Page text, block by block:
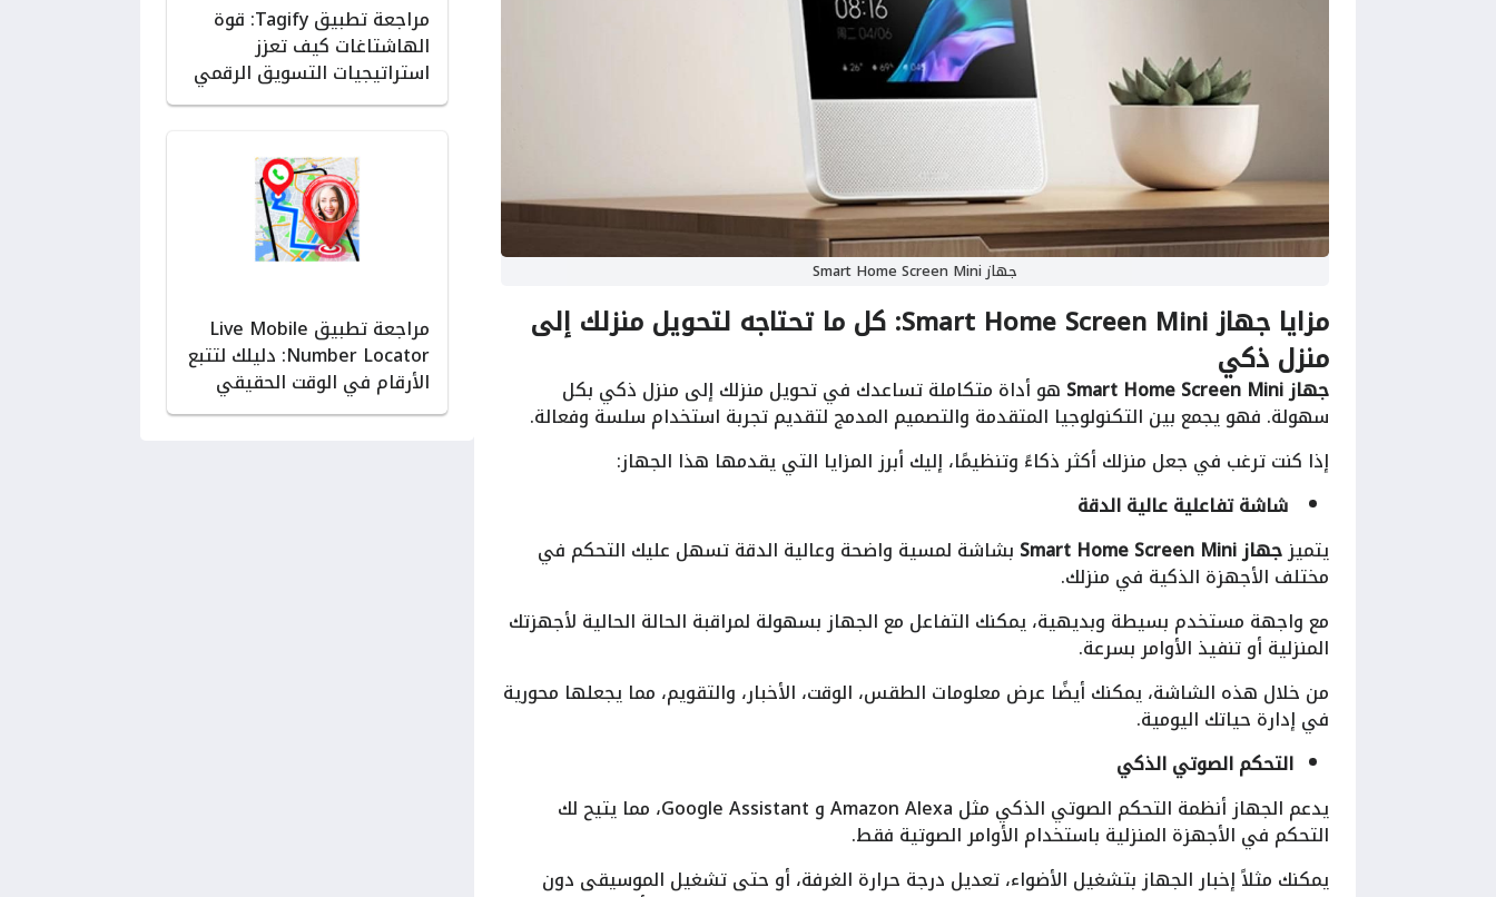
مراجعة تطبيق Tagify: قوة
الهاشتاغات كيف تعزز
استراتيجيات التسويق الرقمي
مراجعة تطبيق Live Mobile
Number Locator: دليلك لتتبع
الأرقام في الوقت الحقيقي
جهاز Smart Home Screen Mini
مزايا جهاز Smart Home Screen Mini: كل ما تحتاجه لتحويل منزلك إلى
منزل ذكي
جهاز Smart Home Screen Mini هو أداة متكاملة تساعدك في تحويل منزلك إلى منزل ذكي بكل
سهولة. فهو يجمع بين التكنولوجيا المتقدمة والتصميم المدمج لتقديم تجربة استخدام سلسة وفعالة.
إذا كنت ترغب في جعل منزلك أكثر ذكاءً وتنظيمًا، إليك أبرز المزايا التي يقدمها هذا الجهاز:
شاشة تفاعلية عالية الدقة
يتميزجهاز Smart Home Screen Mini بشاشة لمسية واضحة وعالية الدقة تسهل عليك التحكم في
مختلف الأجهزة الذكية في منزلك.
مع واجهة مستخدم بسيطة وبديهية، يمكنك التفاعل مع الجهاز بسهولة لمراقبة الحالة الحالية لأجهزتك
المنزلية أو تنفيذ الأوامر بسرعة.
من خلال هذه الشاشة، يمكنك أيضًا عرض معلومات الطقس، الوقت، الأخبار، والتقويم، مما يجعلها محورية
في إدارة حياتك اليومية.
التحكم الصوتي الذكي
يدعم الجهاز أنظمة التحكم الصوتي الذكي مثل Amazon Alexa و Google Assistant، مما يتيح لك
التحكم في الأجهزة المنزلية باستخدام الأوامر الصوتية فقط.
يمكنك مثلاً إخبار الجهاز بتشغيل الأضواء، تعديل درجة حرارة الغرفة، أو حتى تشغيل الموسيقى دون